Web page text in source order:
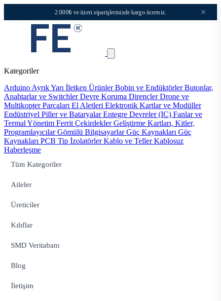
2.000₺ ve üzeri siparişlerinizde kargo ücretsiz. ×
Kategoriler
Arduino Ayrık Yarı İletken ÜrünlerBobin ve EndüktörlerButonlar,
Anahtarlar ve SwitchlerDevre Koruma DirençlerDrone ve
Multikopter Parçaları El Aletleri Elektronik Kartlar ve Modüller
Endüstriyel Piller ve BataryalarEntegre Devreler (IC) Fanlar ve
Termal Yönetim Ferrit ÇekirdeklerGeliştirme Kartları, Kitler,
ProgramlayıcılarGömülü BilgisayarlarGüç Kaynakları Güç
Kaynakları PCB Tip İzolatörlerKablo ve TellerKablosuz
Haberleşme
Tüm Kategoriler
Aileler
Üreticiler
Kılıflar
SMD Veritabanı
Blog
İletişim